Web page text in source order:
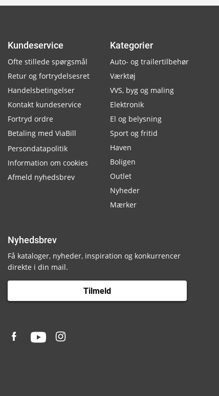
Kundeservice
Ofte stillede spørgsmål
Retur og fortrydelsesret
Handelsbetingelser
Kontakt kundeservice
Fortryd ordre
Betaling med ViaBill
Persondatapolitik
Information om cookies
Afmeld nyhedsbrev
Kategorier
Auto- og trailertilbehør
Værktøj
VVS, byg og maling
Elektronik
El og belysning
Sport og fritid
Haven
Boligen
Outlet
Nyheder
Mærker
Nyhedsbrev
Få kataloger, nyheder, inspiration og konkurrencer
direkte i din mail.
Tilmeld